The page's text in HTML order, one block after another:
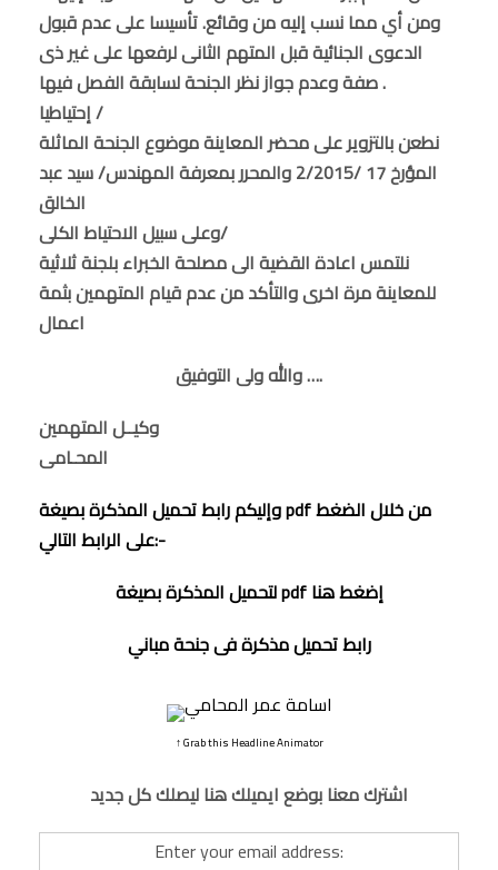
ومن أي مما نسب إليه من وقائع. تأسيسا على عدم قبول
الدعوى الجنائية قبل المتهم الثانى لرفعها على غير ذى
صفة وعدم جواز نظر الجنحة لسابقة الفصل فيها .
إحتياطيا /
نطعن بالتزوير على محضر المعاينة موضوع الجنحة الماثلة
المؤرخ 17 /2/2015 والمحرر بمعرفة المهندس/ سيد عبد
الخالق
وعلى سبيل الاحتياط الكلى/
نلتمس اعادة القضية الى مصلحة الخبراء بلجنة ثلاثية
للمعاينة مرة اخرى والتأكد من عدم قيام المتهمين بثمة
اعمال
والله ولى التوفيق ….
وكيــل المتهمين
المحـامى
وإليكم رابط تحميل المذكرة بصيغة pdf من خلال الضغط
على الرابط التالي:-
لتحميل المذكرة بصيغة pdf إضغط هنا
رابط تحميل مذكرة فىجنحة مباني
↑ Grab this Headline Animator
اشترك معنا بوضع ايميلك هنا ليصلك كل جديد
Enter your email address: